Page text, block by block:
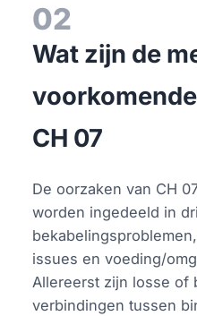
02
Wat zijn de
CH 07
De oorzaken van CH
worden ingedeeld in
issues en voeding/
Allereerst zijn losse of
verbindingen tussen